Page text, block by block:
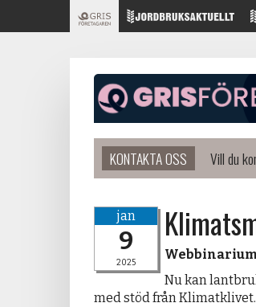
KONTAKTA OSS Vill du
jan
9
2025
Nu kan
med stöd från